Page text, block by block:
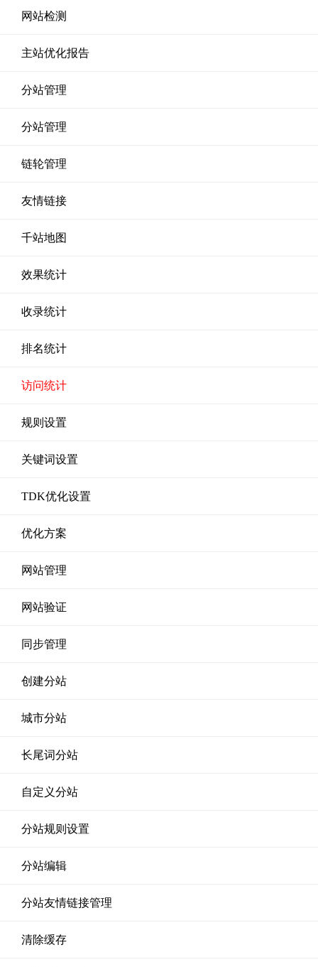
网站检测
主站优化报告
分站管理
分站管理
链轮管理
友情链接
千站地图
效果统计
收录统计
排名统计
访问统计
规则设置
关键词设置
TDK优化设置
优化方案
网站管理
网站验证
同步管理
创建分站
城市分站
长尾词分站
自定义分站
分站规则设置
分站编辑
分站友情链接管理
清除缓存